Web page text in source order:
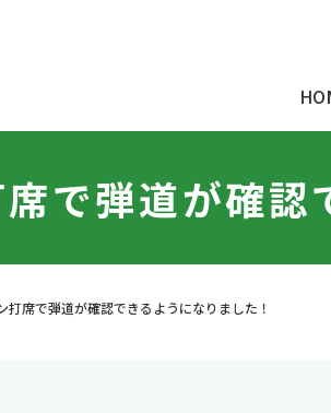
で弾道が確認
打席で弾道が確認できるようになりました！